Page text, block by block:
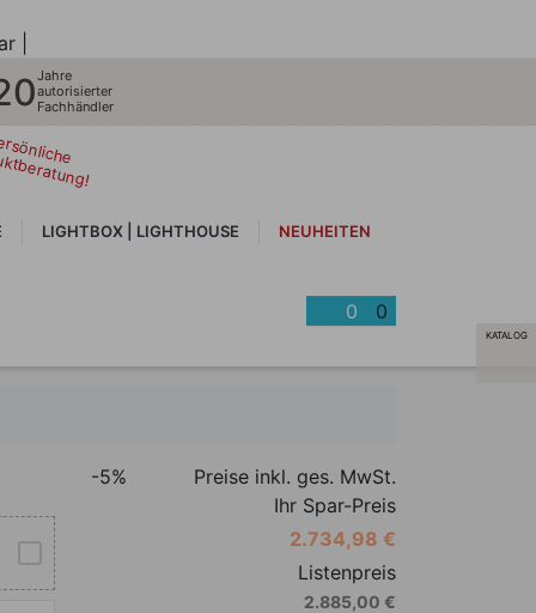
|
Jahre
autorisierter
Fachhändler
LIGHTBOX | LIGHTHOUSE NEUHEITEN
0 0
-5%
Preise inkl. ges. MwSt.
Ihr Spar-Preis
2.734,98 €
Listenpreis
2.885,00 €
KATALOG